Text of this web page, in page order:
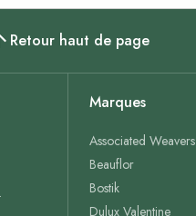
Retour haut de page
Marques
Associated Weavers
Beauflor
Bostik
Dulux Valentine